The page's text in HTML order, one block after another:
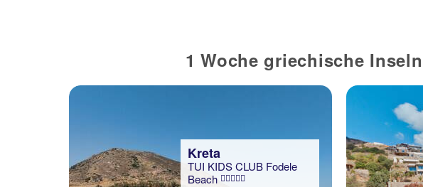
1 Woche griechische
Kreta
TUI KIDS CLUB Fodele
Beach